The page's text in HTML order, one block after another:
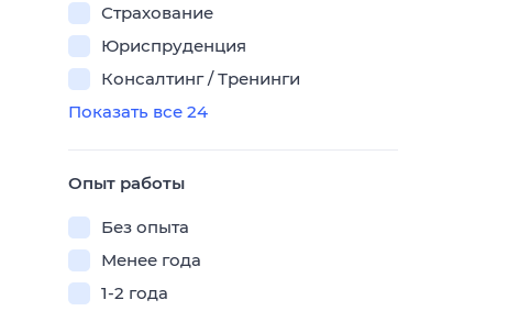
Страхование
Юриспруденция
Консалтинг / Тренинги
Показать все 24
Опыт работы
Без опыта
Менее года
1-2 года